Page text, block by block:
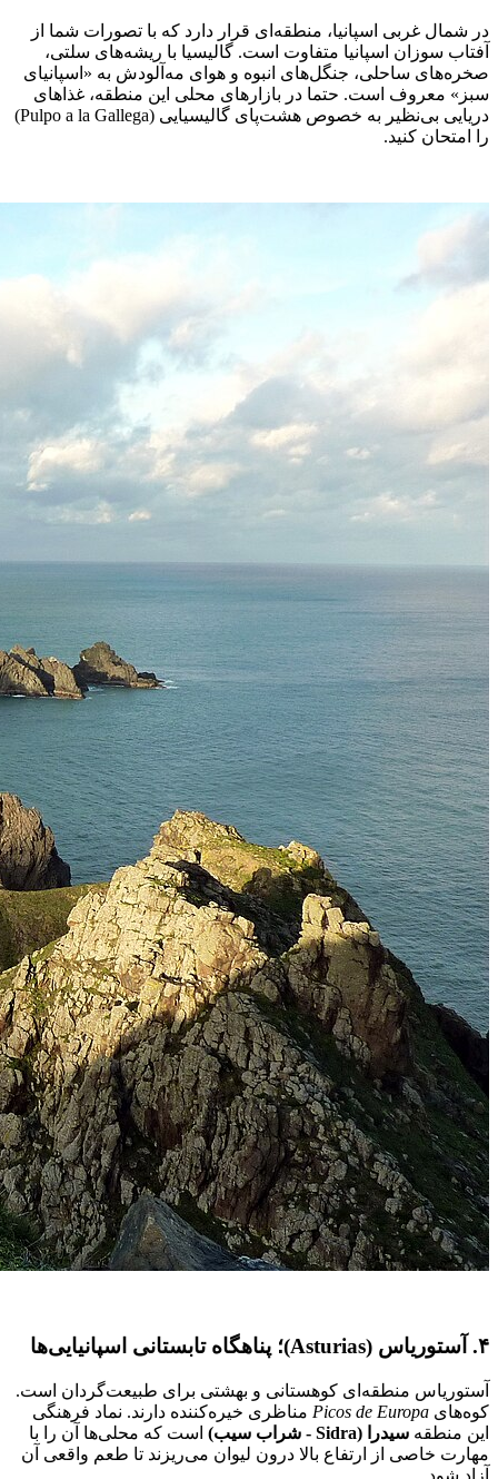
در شمال غربی اسپانیا، منطقه‌ای قرار دارد که با تصورات شما از
آفتاب سوزان اسپانیا متفاوت است. گالیسیا با ریشه‌های سلتی،
صخره‌های ساحلی، جنگل‌های انبوه و هوای مه‌آلودش به «اسپانیای
سبز» معروف است. حتما در بازارهای محلی این منطقه، غذاهای
دریایی بی‌نظیر به خصوص هشت‌پای گالیسیایی (Pulpo a la Gallega)
را امتحان کنید.
۴. آستوریاس (Asturias)؛ پناهگاه تابستانی اسپانیایی‌ها
آستوریاس منطقه‌ای کوهستانی و بهشتی برای طبیعت‌گردان است.
کوه‌های Picos de Europa مناظری خیره‌کننده دارند. نماد فرهنگی
این منطقه سیدرا (Sidra - شراب سیب)
است که محلی‌ها آن را با
مهارت خاصی از ارتفاع بالا درون لیوان می‌ریزند تا طعم واقعی آن
آزاد شود.